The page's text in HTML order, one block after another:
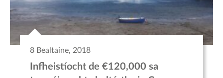
8 Bealtaine, 2018
Infheistíocht de €120,000 sa